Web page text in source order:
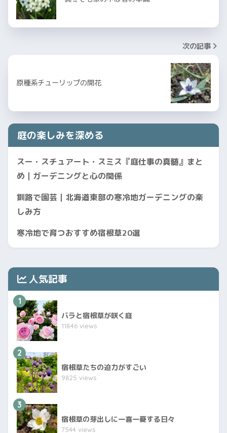
次の記事
原種系チューリップの開花
庭の楽しみを深める
スー・スチュアート・スミス『庭仕事の真髄』まと
め｜ガーデニングと心の関係
釧路で園芸｜北海道東部の寒冷地ガーデニングの楽
しみ方
寒冷地で育つおすすめ宿根草20選
人気記事
1
バラと宿根草が咲く庭
11846 views
2
宿根草たちの迫力がすごい
9825 views
3
宿根草の芽出しに一喜一憂する日々
7544 views